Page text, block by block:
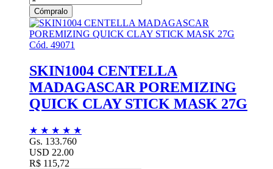
Cómpralo
Cód. 49071
SKIN1004 CENTELLA
MADAGASCAR POREMIZING
QUICK CLAY STICK MASK 27G
★ ★ ★ ★ ★
Gs. 133.760
USD 22.00
R$ 115,72